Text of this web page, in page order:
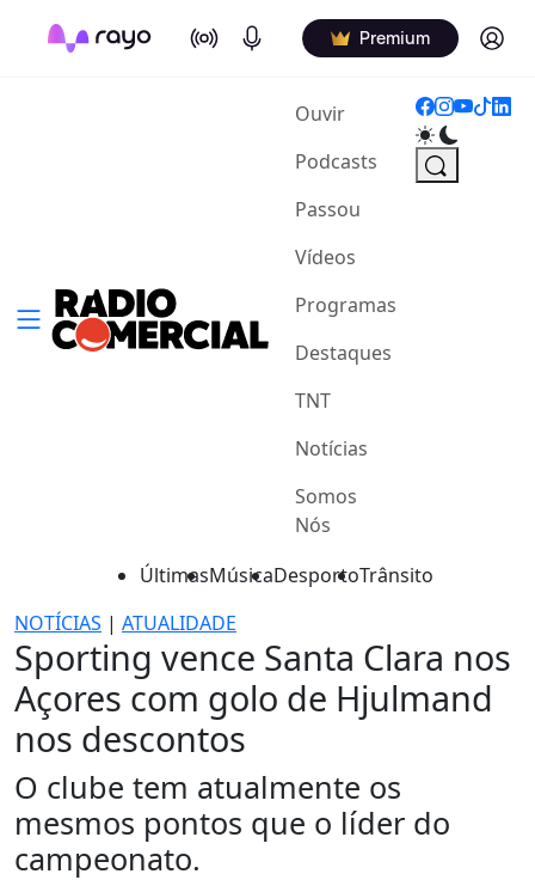
On Air Podcasts Premium Log in
Ouvir(current)
Podcasts
Passou
Vídeos
Programas
Destaques
TNT
Notícias
Somos
Nós
ÚltimasMúsicaDesportoTrânsito
NOTÍCIAS | ATUALIDADE
Sporting vence Santa Clara nos
Açores com golo de Hjulmand
nos descontos
O clube tem atualmente os
mesmos pontos que o líder do
campeonato.